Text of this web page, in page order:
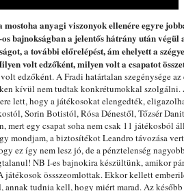
anyagi viszonyok ellenére egyre
bajnokságban a jelentős hátrány után
a további előrelépést, ám ehelyett a
volt edzőként, milyen volt a csapatot
edzőként. A Fradi határtalan szegénysége az
kívül nem tudtak konkrétumokkal szolgálni.
lett, hogy a játékosokat elengedték,
Sorin Botistól, Rósa Dénestől, Tőzsér
mert egy csapat soha nem csak 11 játékosból
mondjam, a biztosítékot Leandro távozása
ez így nem lesz jó, de a pénztelenség
NB I-es bajnokira készültünk, amikor
játékosok össszeomlottak. Ekkor kellett
annak tudnia kell, hogy miért marad. Az